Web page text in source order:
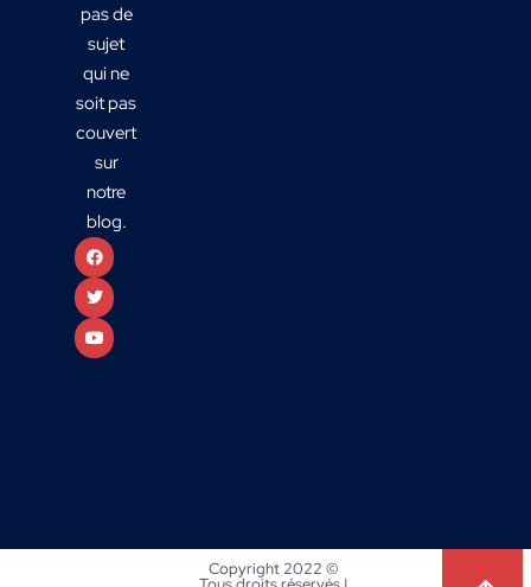
pas de
sujet
qui ne
soit pas
couvert
sur
notre
blog.
Copyright 2022 ©